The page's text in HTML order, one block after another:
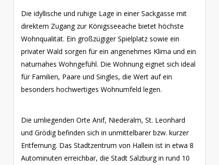
Die idyllische und ruhige Lage in einer Sackgasse mit
direktem Zugang zur Königsseeache bietet höchste
Wohnqualität. Ein großzügiger Spielplatz sowie ein
privater Wald sorgen für ein angenehmes Klima und ein
naturnahes Wohngefühl. Die Wohnung eignet sich ideal
für Familien, Paare und Singles, die Wert auf ein
besonders hochwertiges Wohnumfeld legen.
Die umliegenden Orte Anif, Niederalm, St. Leonhard
und Grödig befinden sich in unmittelbarer bzw. kurzer
Entfernung. Das Stadtzentrum von Hallein ist in etwa 8
Autominuten erreichbar, die Stadt Salzburg in rund 10